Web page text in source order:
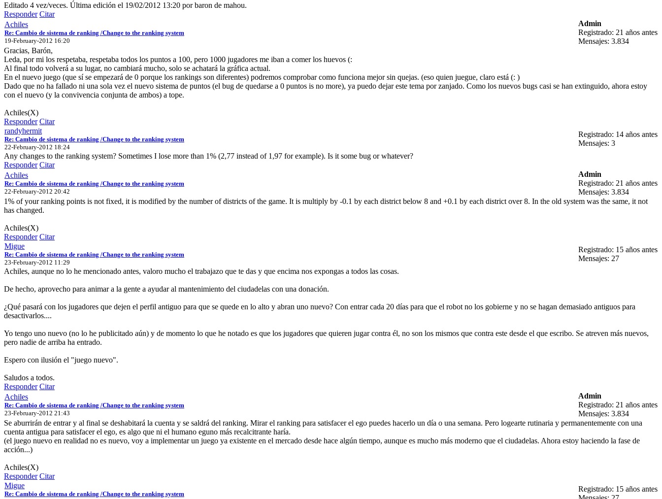
Editado 4 vez/veces. Última edición el 19/02/2012 13:20 por baron de mahou.
Responder Citar
Achiles
Re: Cambio de sistema de ranking /Change to the ranking system
19-February-2012 16:20
Admin
Registrado: 21 años antes
Mensajes: 3.834
Gracias, Barón,
Leda, por mi los respetaba, respetaba todos los puntos a 100, pero 1000 jugadores me iban a comer los huevos (:
Al final todo volverá a su lugar, no cambiará mucho, solo se achatará la gráfica actual.
En el nuevo juego (que sí se empezará de 0 porque los rankings son diferentes) podremos comprobar como funciona mejor sin quejas. (eso quien juegue, claro está (: )
Dado que no ha fallado ni una sola vez el nuevo sistema de puntos (el bug de quedarse a 0 puntos is no more), ya puedo dejar este tema por zanjado. Como los nuevos bugs casi se han extinguido, ahora estoy
con el nuevo (y la convivencia conjunta de ambos) a tope.
Achiles(X)
Responder Citar
randyhermit
Re: Cambio de sistema de ranking /Change to the ranking system
22-February-2012 18:24
Registrado: 14 años antes
Mensajes: 3
Any changes to the ranking system? Sometimes I lose more than 1% (2,77 instead of 1,97 for example). Is it some bug or whatever?
Responder Citar
Achiles
Re: Cambio de sistema de ranking /Change to the ranking system
22-February-2012 20:42
Admin
Registrado: 21 años antes
Mensajes: 3.834
1% of your ranking points is not fixed, it is modified by the number of districts of the game. It is multiply by -0.1 by each district below 8 and +0.1 by each district over 8. In the old system was the same, it not
has changed.
Achiles(X)
Responder Citar
Migue
Re: Cambio de sistema de ranking /Change to the ranking system
23-February-2012 11:29
Registrado: 15 años antes
Mensajes: 27
Achiles, aunque no lo he mencionado antes, valoro mucho el trabajazo que te das y que encima nos expongas a todos las cosas.
De hecho, aprovecho para animar a la gente a ayudar al mantenimiento del ciudadelas con una donación.
¿Qué pasará con los jugadores que dejen el perfil antiguo para que se quede en lo alto y abran uno nuevo? Con entrar cada 20 días para que el robot no los gobierne y no se hagan demasiado antiguos para
desactivarlos....
Yo tengo uno nuevo (no lo he publicitado aún) y de momento lo que he notado es que los jugadores que quieren jugar contra él, no son los mismos que contra este desde el que escribo. Se atreven más nuevos,
pero nadie de arriba ha entrado.
Espero con ilusión el "juego nuevo".
Saludos a todos.
Responder Citar
Achiles
Re: Cambio de sistema de ranking /Change to the ranking system
23-February-2012 21:43
Admin
Registrado: 21 años antes
Mensajes: 3.834
Se aburrirán de entrar y al final se deshabitará la cuenta y se saldrá del ranking. Mirar el ranking para satisfacer el ego puedes hacerlo un día o una semana. Pero logearte rutinaria y permanentemente con una
cuenta antigua para satisfacer el ego, es algo que ni el humano eguno más recalcitrante haría.
(el juego nuevo en realidad no es nuevo, voy a implementar un juego ya existente en el mercado desde hace algún tiempo, aunque es mucho más moderno que el ciudadelas. Ahora estoy haciendo la fase de
acción...)
Achiles(X)
Responder Citar
Migue
Re: Cambio de sistema de ranking /Change to the ranking system
Registrado: 15 años antes